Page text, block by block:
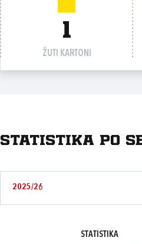
1
ŽUTI KARTONI
Statistika po
2025/26
STATISTIKA